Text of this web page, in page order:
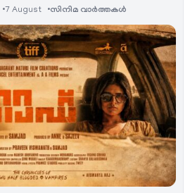
7 August സിനിമ വാര്‍ത്തകള്‍